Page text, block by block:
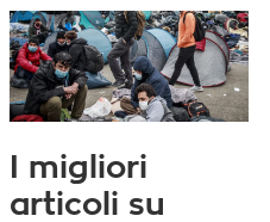
I migliori
articoli su